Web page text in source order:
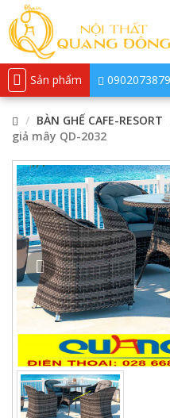
Sản phẩm 0902073879
BÀN GHẾ CAFE-RESORT
giả mây QD-2032